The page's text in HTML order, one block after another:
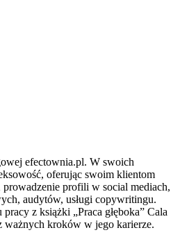
efectownia.pl. W swoich
oferując swoim klientom
profili w social mediach,
audytów, usługi copywritingu.
z książki „Praca głęboka” Cala
ważnych kroków w jego karierze.